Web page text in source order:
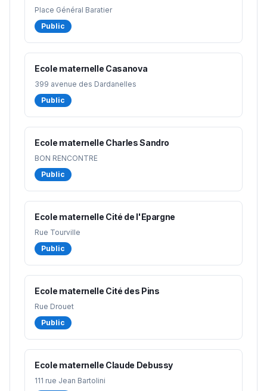
Place Général Baratier
Public
Ecole maternelle Casanova
399 avenue des Dardanelles
Public
Ecole maternelle Charles Sandro
BON RENCONTRE
Public
Ecole maternelle Cité de l'Epargne
Rue Tourville
Public
Ecole maternelle Cité des Pins
Rue Drouet
Public
Ecole maternelle Claude Debussy
111 rue Jean Bartolini